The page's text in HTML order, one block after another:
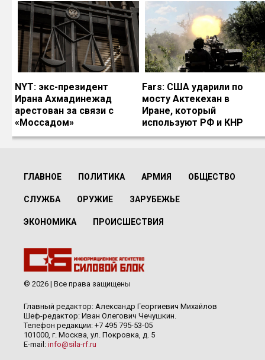
NYT: экс-президент
Ирана Ахмадинежад
арестован за связи с
«Моссадом»
Fars: США ударили по
мосту Актекехан в
Иране, который
используют РФ и КНР
ГЛАВНОЕ ПОЛИТИКА АРМИЯ ОБЩЕСТВО
СЛУЖБА ОРУЖИЕ ЗАРУБЕЖЬЕ
ЭКОНОМИКА ПРОИСШЕСТВИЯ
© 2026 | Все права защищены
Главный редактор: Александр Георгиевич Михайлов
Шеф-редактор: Иван Олегович Чечушкин.
Телефон редакции: +7 495 795-53-05
101000, г. Москва, ул. Покровка, д. 5
E-mail: info@sila-rf.ru